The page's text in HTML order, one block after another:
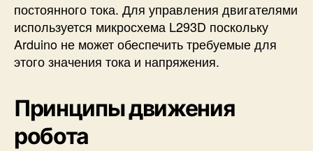
постоянного тока. Для управления двигателями
используется микросхема L293D поскольку
Arduino не может обеспечить требуемые для
этого значения тока и напряжения.
Принципы движения
робота